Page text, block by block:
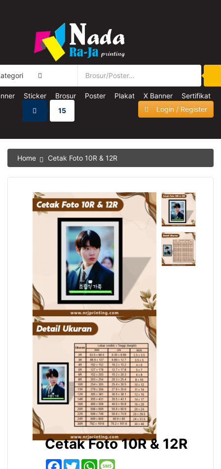
Sticker Brosur Poster Plakat X Banner
Sertifikat
15
Login / Register
Home Cetak Foto 10R & 12R
Cetak Foto 10R & 12R
Facebook
TwitterWhatsApp